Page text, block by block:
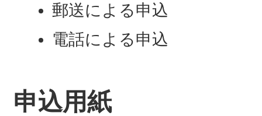
郵送による申込
電話による申込
申込用紙